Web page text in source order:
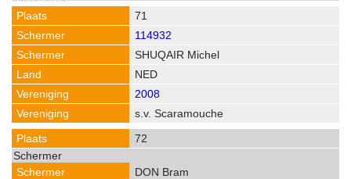
71
114932
SHUQAIR Michel
NED
2008
s.v. Scaramouche
72
DON Bram